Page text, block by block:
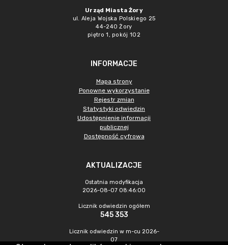
Urząd Miasta Żory
ul. Aleja Wojska Polskiego 25
44-240 Żory
piętro 1, pokój 102
INFORMACJE
Mapa strony
Ponowne wykorzystanie
Rejestr zmian
Statystyki odwiedzin
Udostępnienie informacji
publicznej
Dostępność cyfrowa
AKTUALIZACJE
Ostatnia modyfikacja
2026-08-07 08:46:00
Licznik odwiedzin ogółem
545 353
Licznik odwiedzin w m-cu 2026-
07